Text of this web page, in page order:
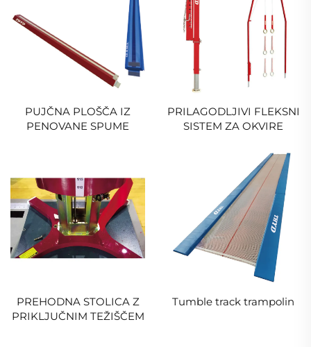
PUJČNA PLOŠČA IZ
PENOVANE SPUME
PRILAGODLJIVI FLEKSNI
SISTEM ZA OKVIRE
PREHODNA STOLICA Z
PRIKLJUČNIM TEŽIŠČEM
Tumble track trampolin